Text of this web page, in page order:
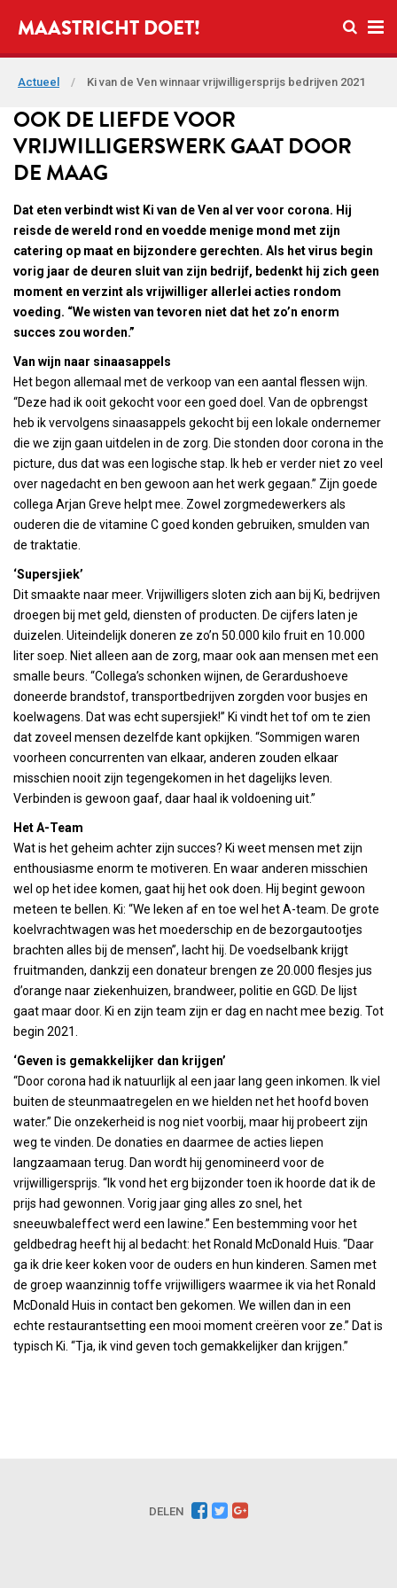
Open
MAASTRICHT DOET!
Actueel / Ki van de Ven winnaar vrijwilligersprijs bedrijven 2021
OOK DE LIEFDE VOOR
VRIJWILLIGERSWERK GAAT DOOR
DE MAAG
Dat eten verbindt wist Ki van de Ven al ver voor corona. Hij
reisde de wereld rond en voedde menige mond met zijn
catering op maat en bijzondere gerechten. Als het virus begin
vorig jaar de deuren sluit van zijn bedrijf, bedenkt hij zich geen
moment en verzint als vrijwilliger allerlei acties rondom
voeding. “We wisten van tevoren niet dat het zo’n enorm
succes zou worden.”
Van wijn naar sinaasappels
Het begon allemaal met de verkoop van een aantal flessen wijn.
“Deze had ik ooit gekocht voor een goed doel. Van de opbrengst
heb ik vervolgens sinaasappels gekocht bij een lokale ondernemer
die we zijn gaan uitdelen in de zorg. Die stonden door corona in the
picture, dus dat was een logische stap. Ik heb er verder niet zo veel
over nagedacht en ben gewoon aan het werk gegaan.” Zijn goede
collega Arjan Greve helpt mee. Zowel zorgmedewerkers als
ouderen die de vitamine C goed konden gebruiken, smulden van
de traktatie.
‘Supersjiek’
Dit smaakte naar meer. Vrijwilligers sloten zich aan bij Ki, bedrijven
droegen bij met geld, diensten of producten. De cijfers laten je
duizelen. Uiteindelijk doneren ze zo’n 50.000 kilo fruit en 10.000
liter soep. Niet alleen aan de zorg, maar ook aan mensen met een
smalle beurs. “Collega’s schonken wijnen, de Gerardushoeve
doneerde brandstof, transportbedrijven zorgden voor busjes en
koelwagens. Dat was echt supersjiek!” Ki vindt het tof om te zien
dat zoveel mensen dezelfde kant opkijken. “Sommigen waren
voorheen concurrenten van elkaar, anderen zouden elkaar
misschien nooit zijn tegengekomen in het dagelijks leven.
Verbinden is gewoon gaaf, daar haal ik voldoening uit.”
Het A-Team
Wat is het geheim achter zijn succes? Ki weet mensen met zijn
enthousiasme enorm te motiveren. En waar anderen misschien
wel op het idee komen, gaat hij het ook doen. Hij begint gewoon
meteen te bellen. Ki: “We leken af en toe wel het A-team. De grote
koelvrachtwagen was het moederschip en de bezorgautootjes
brachten alles bij de mensen”, lacht hij. De voedselbank krijgt
fruitmanden, dankzij een donateur brengen ze 20.000 flesjes jus
d’orange naar ziekenhuizen, brandweer, politie en GGD. De lijst
gaat maar door. Ki en zijn team zijn er dag en nacht mee bezig. Tot
begin 2021.
‘Geven is gemakkelijker dan krijgen’
“Door corona had ik natuurlijk al een jaar lang geen inkomen. Ik viel
buiten de steunmaatregelen en we hielden net het hoofd boven
water.” Die onzekerheid is nog niet voorbij, maar hij probeert zijn
weg te vinden. De donaties en daarmee de acties liepen
langzaamaan terug. Dan wordt hij genomineerd voor de
vrijwilligersprijs. “Ik vond het erg bijzonder toen ik hoorde dat ik de
prijs had gewonnen. Vorig jaar ging alles zo snel, het
sneeuwbaleffect werd een lawine.” Een bestemming voor het
geldbedrag heeft hij al bedacht: het Ronald McDonald Huis. “Daar
ga ik drie keer koken voor de ouders en hun kinderen. Samen met
de groep waanzinnig toffe vrijwilligers waarmee ik via het Ronald
McDonald Huis in contact ben gekomen. We willen dan in een
echte restaurantsetting een mooi moment creëren voor ze.” Dat is
typisch Ki. “Tja, ik vind geven toch gemakkelijker dan krijgen.”
DELEN